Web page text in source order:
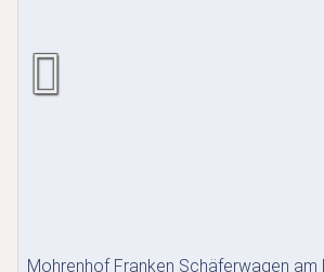
Mohrenhof Franken Schäferwagen am